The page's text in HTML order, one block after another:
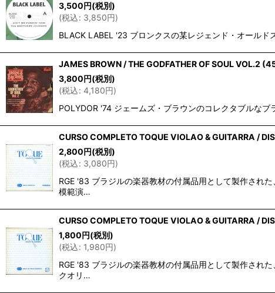
3,500円(税別)
(税込: 3,850円)
BLACK LABEL '23 ブロンクスの某レジェンド・オール
JAMES BROWN / THE GODFATHER OF SOUL VOL.2
3,800円(税別)
(税込: 4,180円)
POLYDOR '74 ジェームズ・ブラウンのコレクタブルな
CURSO COMPLETO TOQUE VIOLAO & GUITARRA /
2,800円(税別)
(税込: 3,080円)
RGE '83 ブラジルの楽器教材の付属品用として製作され
模範演…
CURSO COMPLETO TOQUE VIOLAO & GUITARRA /
1,800円(税別)
(税込: 1,980円)
RGE '83 ブラジルの楽器教材の付属品用として製作され
クオリ…